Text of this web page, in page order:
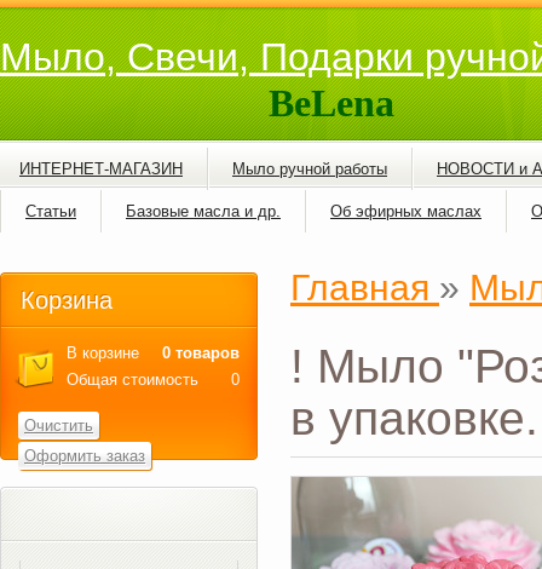
Мыло, Свечи, Подарки
BeLena
ИНТЕРНЕТ-МАГАЗИН Мыло ручной работы НОВОСТИ и
Статьи Базовые масла и др. Об эфирных маслах
Главная »
! Мыло
в упаковке.
Корзина
В корзине
0 товаров
Общая стоимость
0
Очистить
Оформить заказ